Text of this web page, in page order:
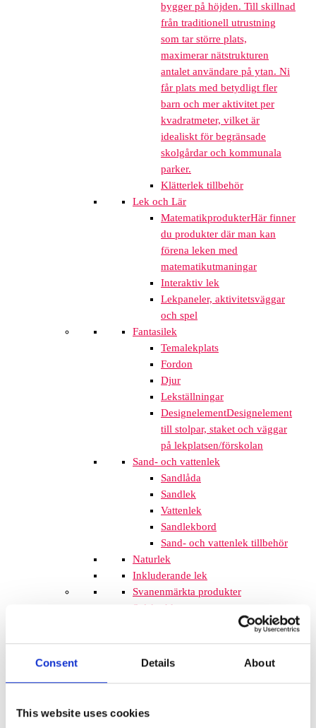
Consent Details About
This website uses cookies
bygger på höjden. Till skillnad
från traditionell utrustning
som tar större plats,
maximerar nätstrukturen
antalet användare på ytan. Ni
får plats med betydligt fler
barn och mer aktivitet per
kvadratmeter, vilket är
idealiskt för begränsade
skolgårdar och kommunala
parker.
Klätterlek tillbehör
Lek och Lär
MatematikprodukterHär finner
du produkter där man kan
förena leken med
matematikutmaningar
Interaktiv lek
Lekpaneler, aktivitetsväggar
och spel
Fantasilek
Temalekplats
Fordon
Djur
Lekställningar
DesignelementDesignelement
till stolpar, staket och väggar
på lekplatsen/förskolan
Sand- och vattenlek
Sandlåda
Sandlek
Vattenlek
Sandlekbord
Sand- och vattenlek tillbehör
Naturlek
Inkluderande lek
Svanenmärkta produkter
Solskydd
Övrigt
Trampolin
Trampolinerna är